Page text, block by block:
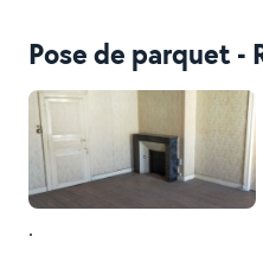
Pose de parquet -
.